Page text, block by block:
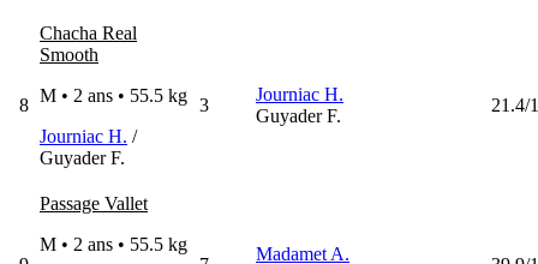
8
Chacha Real
Smooth
M • 2 ans • 55.5 kg
Journiac H. /
Guyader F.
3
Journiac H.
Guyader F.
21.4/1
Passage Vallet
M • 2 ans • 55.5 kg
Madamet A.